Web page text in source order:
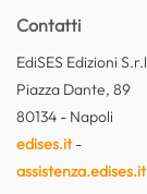
Contatti
EdiSES Edizioni
Piazza Dante, 89
80134 - Napoli
edises.it-
assistenza.edises.it